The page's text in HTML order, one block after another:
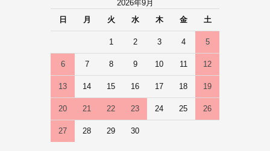
2026年9月
日
月 火 水 木 金 土
1 2 3 4 5
6 7 8 9 10 11 12
13 14 15 16 17 18 19
20 21 22 23 24 25 26
27 28 29 30